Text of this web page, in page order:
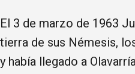
El 3 de marzo de 1963
tierra de sus Némesis,
y había llegado a